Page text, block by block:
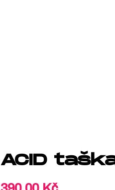
ACID